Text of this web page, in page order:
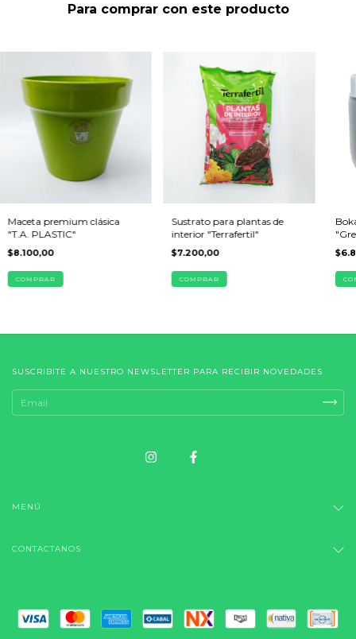
Para comprar con este producto
Maceta premium clásica
"T.A. PLASTIC"
$8.100,00
COMPRAR
Sustrato para plantas de
interior "Terrafertil"
$7.200,00
COMPRAR
SUSCRIBITE A NUESTRO NEWSLETTER PARA RECIBIR NOVEDADES
MENÚ
CONTACTANOS